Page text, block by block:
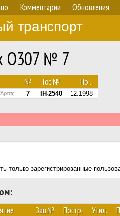
Комментарии Обновления
транспорт
O307 № 7
№ Гос.№ По...
7 IH-2540 12.1998
только зарегистрированные
Зав.№ Постр. Утил.